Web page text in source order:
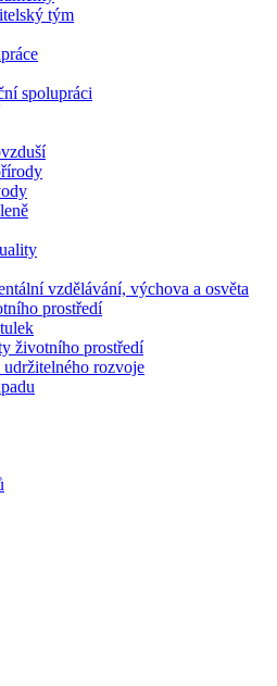
tým
spolupráci
vzdělávání, výchova a osvěta
prostředí
životního prostředí
rozvoje